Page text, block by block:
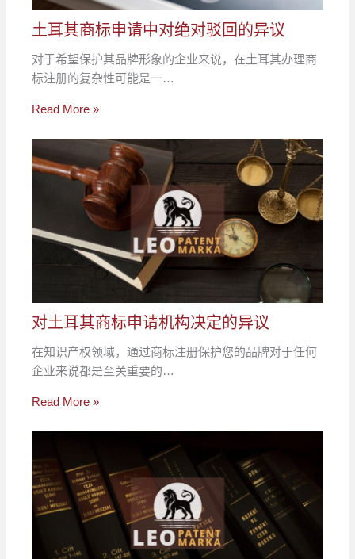
土耳其商标申请中对绝对驳回的异议
对于希望保护其品牌形象的企业来说，在土耳其办理商
标注册的复杂性可能是一…
Read More »
对土耳其商标申请机构决定的异议
在知识产权领域，通过商标注册保护您的品牌对于任何
企业来说都是至关重要的…
Read More »